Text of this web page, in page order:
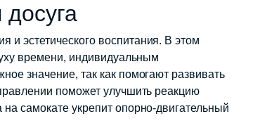
эстетического воспитания. В этом
времени, индивидуальным
значение, так как помогают развивать
поможет улучшить реакцию
самокате укрепит опорно-двигательный